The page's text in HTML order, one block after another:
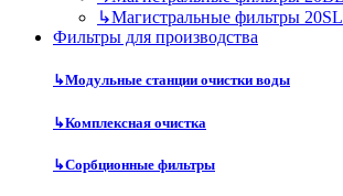
↳Магистральные фильтры 20SL
Фильтры для производства
↳Модульные станции очистки воды
↳Комплексная очистка
↳Сорбционные фильтры